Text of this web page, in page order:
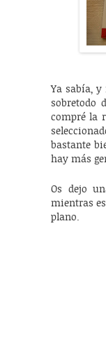
Ya sabía, y
sobretodo
compré la
bastante
hay más
Os dejo
mientras
plano.